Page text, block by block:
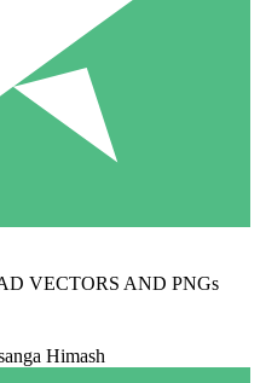
VECTORS AND PNGs
Himash